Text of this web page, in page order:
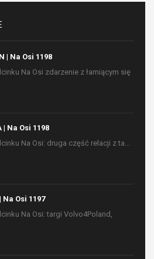
| Na Osi 1198
Na Osi zdarzenie z łamiącym się
| Na Osi 1198
Na Osi: druga część relacji z ta...
Na Osi 1197
Na Osi: targi Volvo4Poland,